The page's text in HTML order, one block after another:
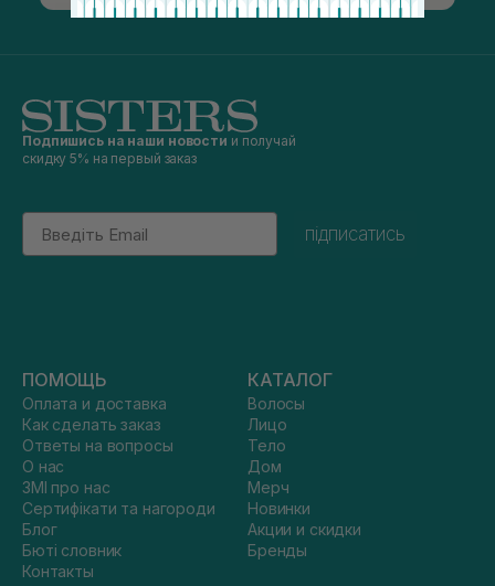
Подпишись на наши новости и получай
скидку 5% на первый заказ
Email
підписатись
ПОМОЩЬ
Оплата и доставка
Как сделать заказ
Ответы на вопросы
О нас
ЗМІ про нас
Сертифікати та нагороди
Блог
Бюті словник
Контакты
КАТАЛОГ
Волосы
Лицо
Тело
Дом
Мерч
Новинки
Акции и скидки
Бренды